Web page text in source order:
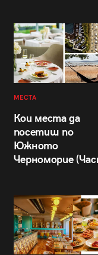
МЕСТА
Кои места да
посетиш по
Южното
Черноморие